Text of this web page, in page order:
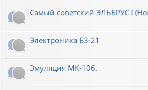
Самый советский ЭЛЬБРУС !
Электроника Б3-21
Эмуляция МК-106.